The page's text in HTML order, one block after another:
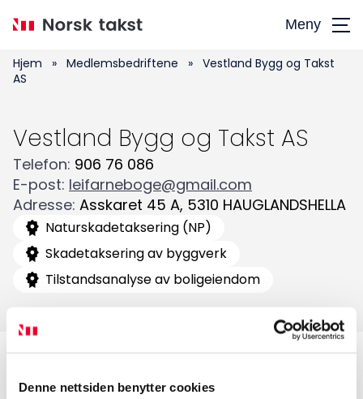
Denne nettsiden benytter cookies
hovedinnhold
Meny
Søk
etter:
Hjem » Medlemsbedriftene » Vestland Bygg og Takst
AS
Vestland Bygg og Takst AS
Telefon: 906 76 086
E-post: leifarneboge@gmail.com
Adresse: Asskaret 45 A, 5310 HAUGLANDSHELLA
Naturskadetaksering (NP)
Skadetaksering av byggverk
Tilstandsanalyse av boligeiendom